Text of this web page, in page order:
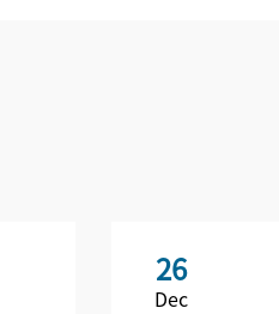
26
Dec